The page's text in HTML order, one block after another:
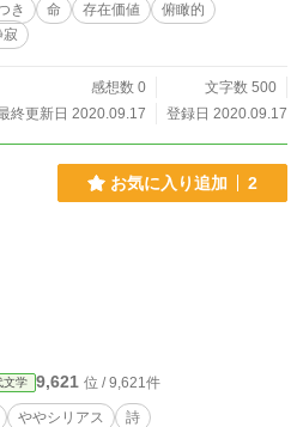
き 命 存在価値
俯瞰的
寂
感想数 0
文字数 500
終更新日 2020.09.17
登録日 2020.09.17
お気に入り追加 2
文学 9,621 位 / 9,621件
ややシリアス 詩